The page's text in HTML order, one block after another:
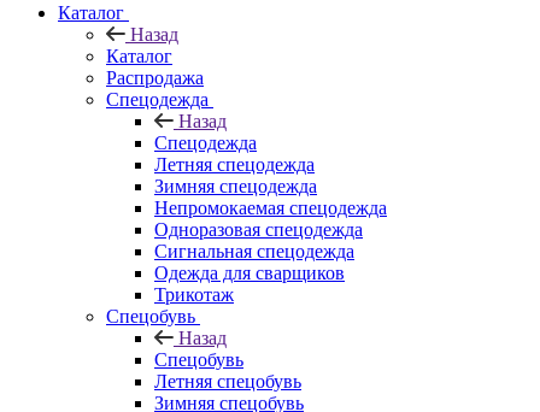
Каталог
Назад
Каталог
Распродажа
Спецодежда
Назад
Спецодежда
Летняя спецодежда
Зимняя спецодежда
Непромокаемая спецодежда
Одноразовая спецодежда
Сигнальная спецодежда
Одежда для сварщиков
Трикотаж
Спецобувь
Назад
Спецобувь
Летняя спецобувь
Зимняя спецобувь